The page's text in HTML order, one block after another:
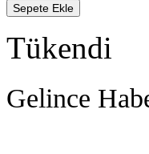
Sepete Ekle
Tükendi
Gelince